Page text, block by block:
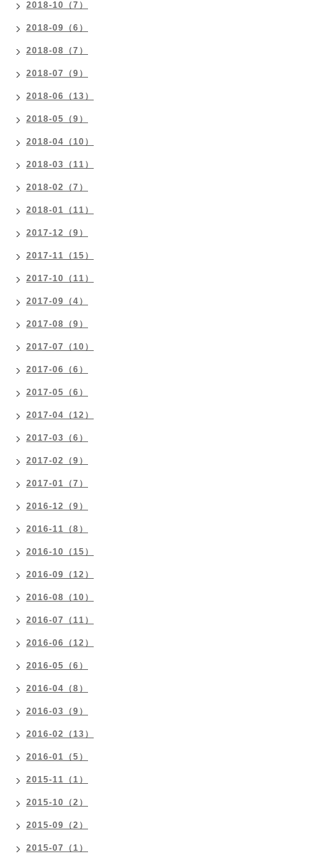
2018-10（7）
2018-09（6）
2018-08（7）
2018-07（9）
2018-06（13）
2018-05（9）
2018-04（10）
2018-03（11）
2018-02（7）
2018-01（11）
2017-12（9）
2017-11（15）
2017-10（11）
2017-09（4）
2017-08（9）
2017-07（10）
2017-06（6）
2017-05（6）
2017-04（12）
2017-03（6）
2017-02（9）
2017-01（7）
2016-12（9）
2016-11（8）
2016-10（15）
2016-09（12）
2016-08（10）
2016-07（11）
2016-06（12）
2016-05（6）
2016-04（8）
2016-03（9）
2016-02（13）
2016-01（5）
2015-11（1）
2015-10（2）
2015-09（2）
2015-07（1）